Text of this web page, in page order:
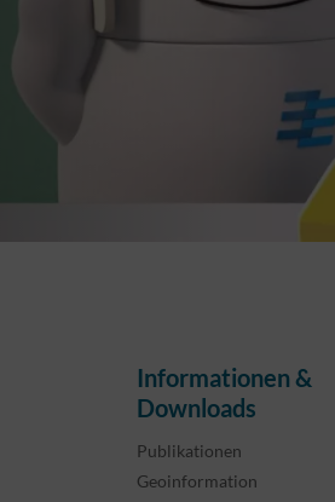
Informationen &
Downloads
Publikationen
Geoinformation